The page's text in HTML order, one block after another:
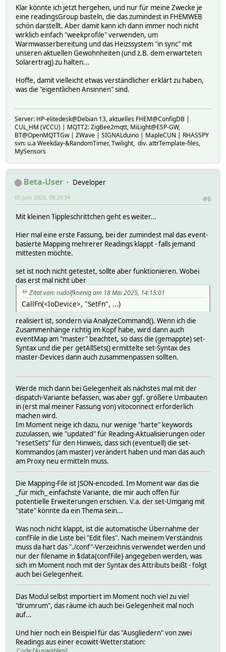
Klar könnte ich jetzt hergehen, und nur für meine Zwecke je
eine readingsGroup basteln, die das zumindest in FHEMWEB
schön darstellt. Aber damit kann ich dann immer noch nicht
wirklich einfach "weekprofile" verwenden, um
Warmwasserbereitung und das Heizssystem "in sync" mit
unseren aktuellen Gewohnheiten (und z.B. dem erwarteten
Solarertrag) zu halten...
Hoffe, damit vielleicht etwas verständlicher erklärt zu haben,
was die "eigentlichen Ansinnen" sind.
Server: HP-elitedesk@Debian 13, aktuelles FHEM@ConfigDB |
CUL_HM (VCCU) | MQTT2: ZigBee2mqtt, MiLight@ESP-GW,
BT@OpenMQTTGw | ZWave | SIGNALduino | MapleCUN | RHASSPY
svn: u.a Weekday-&RandomTimer, Twilight, div. attrTemplate-files,
MySensors
Beta-User
Developer
#6
05 Juni 2025, 08:29:34
Mit kleinen Tippleschrittchen geht es weiter...
Hier mal eine erste Fassung, bei der zumindest mal das event-
basierte Mapping mehrerer Readings klappt - falls jemand
mittesten möchte.
set ist noch nicht getestet, sollte aber funktionieren. Wobei
das erst mal nicht über
Zitat von: rudolfkoenig am 18 Mai 2025, 14:15:01
CallFn(<IoDevice>, "SetFn", ...)
realisiert ist, sondern via AnalyzeCommand(). Wenn ich die
Zusammenhänge richtig im Kopf habe, wird dann auch
eventMap am "master" beachtet, so dass die (gemappte) set-
Syntax und die per getAllSets() ermittelte set-Syntax des
master-Devices dann auch zusammenpassen sollten.
Werde mich dann bei Gelegenheit als nächstes mal mit der
dispatch-Variante befassen, was aber ggf. größere Umbauten
in (erst mal meiner Fassung von) vitoconnect erforderlich
machen wird.
Im Moment neige ich dazu, nur wenige "harte" keywords
zuzulassen, wie "updated" für Reading-Aktualisierungen oder
"resetSets" für den Hinweis, dass sich (eventuell) die set-
Kommandos (am master) verändert haben und man das auch
am Proxy neu ermitteln muss.
Die Mapping-File ist JSON-encoded. Im Moment war das die
_für mich_ einfachste Variante, die mir auch offen für
potentielle Erweiterungen erschien. V.a. der set-Umgang mit
"state" könnte da ein Thema sein...
Was noch nicht klappt, ist die automatische Übernahme der
confFile in die Liste bei "Edit files". Nach meinem Verständnis
muss da hart das "./conf"-Verzeichnis verwendet werden und
nur der filename in $data{confFile} angegeben werden, was
sich im Moment noch mit der Syntax des Attributs beißt - folgt
auch bei Gelegenheit.
Das Modul selbst importiert im Moment noch viel zu viel
"drumrum", das räume ich auch bei Gelegenheit mal noch
auf...
Und hier noch ein Beispiel für das "Ausgliedern" von zwei
Readings aus einer ecowitt-Wetterstation: